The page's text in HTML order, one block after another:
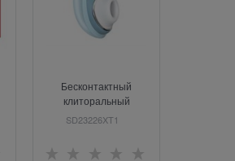
Бесконтактный
клиторальный
стимулятор Womanizer
SD23226XT1